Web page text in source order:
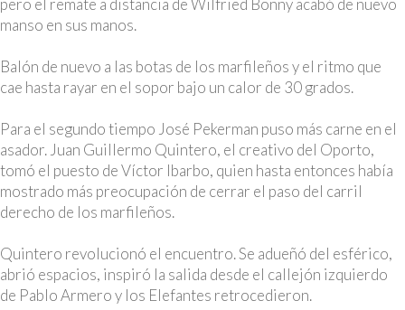
manso en sus manos.
Balón de nuevo a las botas de los marfileños y el ritmo que
cae hasta rayar en el sopor bajo un calor de 30 grados.
Para el segundo tiempo José Pekerman puso más carne en el
asador. Juan Guillermo Quintero, el creativo del Oporto,
tomó el puesto de Víctor Ibarbo, quien hasta entonces había
mostrado más preocupación de cerrar el paso del carril
derecho de los marfileños.
Quintero revolucionó el encuentro. Se adueñó del esférico,
abrió espacios, inspiró la salida desde el callejón izquierdo
de Pablo Armero y los Elefantes retrocedieron.